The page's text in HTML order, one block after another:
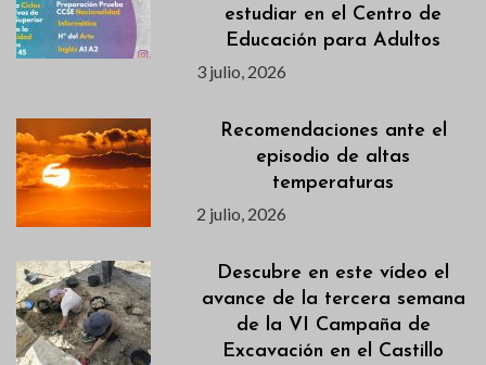
estudiar en el Centro de
Educación para Adultos
3 julio, 2026
Recomendaciones ante el
episodio de altas
temperaturas
2 julio, 2026
Descubre en este vídeo el
avance de la tercera semana
de la VI Campaña de
Excavación en el Castillo